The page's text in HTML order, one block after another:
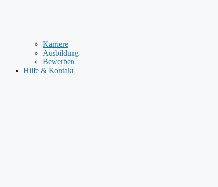
Karriere
Ausbildung
Bewerben
Hilfe & Kontakt